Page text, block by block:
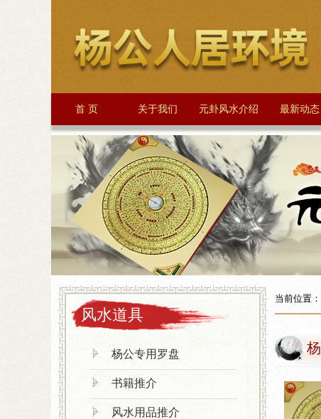
首 页 关于我们 元卦风水介绍 最新动态
风水道具
杨公专用罗盘
书籍推介
风水用品推介
当前位置：